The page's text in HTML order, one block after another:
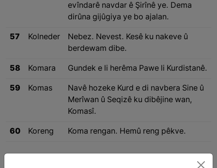
evîndarê navdar ê Şirînê ye. Dema
dirûna gijûgiya ye bo ajalan.
57 Kolneder
Nebez. Nevest. Kesê ku nakeve û
berdewam dibe.
58 Komara Gundek e li herêma Pawe li Kurdistanê.
59 Komas
Navê hozeke Kurd e di navbera Sine û
Merîwan û Seqizê ku dibêjine wan,
Komasî.
60 Koreng Koma rengan. Hemû reng pêkve.